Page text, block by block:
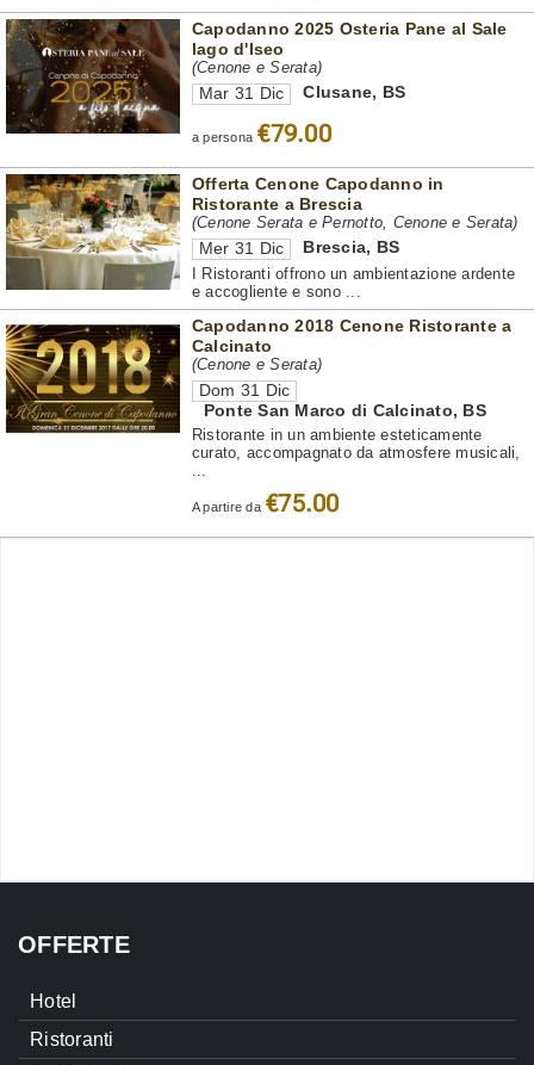
Capodanno 2025 Osteria Pane al Sale
lago d'Iseo
(Cenone e Serata)
Mar 31 Dic Clusane, BS
a persona €79.00
Offerta Cenone Capodanno in
Ristorante a Brescia
(Cenone Serata e Pernotto, Cenone e Serata)
Mer 31 Dic Brescia, BS
I Ristoranti offrono un ambientazione ardente
e accogliente e sono ...
Capodanno 2018 Cenone Ristorante a
Calcinato
(Cenone e Serata)
Dom 31 Dic
Ponte San Marco di Calcinato, BS
Ristorante in un ambiente esteticamente
curato, accompagnato da atmosfere musicali,
A partire da €75.00
OFFERTE
Hotel
Ristoranti